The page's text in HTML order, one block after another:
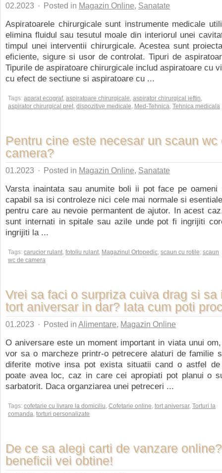
02.2023 · Posted in Magazin Online, Sanatate
Aspiratoarele chirurgicale sunt instrumente medicale
elimina fluidul sau tesutul moale din interiorul unei
timpul unei interventii chirurgicale. Acestea sunt
eficiente, sigure si usor de controlat. Tipuri de
Tipurile de aspiratoare chirurgicale includ aspiratoare cu
cu efect de sectiune si aspiratoare cu ...
Tags: aparat ecograf, aspiratoare chirurgicale, aspirator chirurgical ieftin,
aspirator chirurgical pret, dispozitive medicale, Med-Tehnica, Tehnica medicala
Pentru cine este necesar un scaun wc
camera?
01.2023 · Posted in Magazin Online, Sanatate
Varsta inaintata sau anumite boli ii pot face pe
capabil sa isi controleze nici cele mai normale si
pentru care au nevoie permantent de ajutor. In acest
sunt internati in spitale sau azile unde pot fi ingrijiti
ingrijiti la ...
Tags: carucior rulant, fotoliu rulant, Magazinul Ortopedic, scaun cu rotile, scaun
wc de camera
Vrei sa faci o surpriza cuiva drag si sa
tort aniversar in dar? Iata cum poti
01.2023 · Posted in Alimentare, Magazin Online
O aniversare este un moment important in viata unui
vor sa o marcheze printr-o petrecere alaturi de familie
diferite motive insa pot exista situatii cand o astfel de
poate avea loc, caz in care cei apropiati pot planui o
sarbatorit. Daca organziarea unei petreceri ...
Tags: cofetarie cu livrare la domiciliu, Cofetarie online, tort aniversar, Torturi la
comanda, torturi personalizate
De ce sa alegi carti de vanzare
beneficii vei obtine!